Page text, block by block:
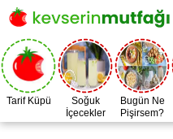
Tarif Küpü
Soğuk
İçecekler
Bugün Ne
Pişirsem?